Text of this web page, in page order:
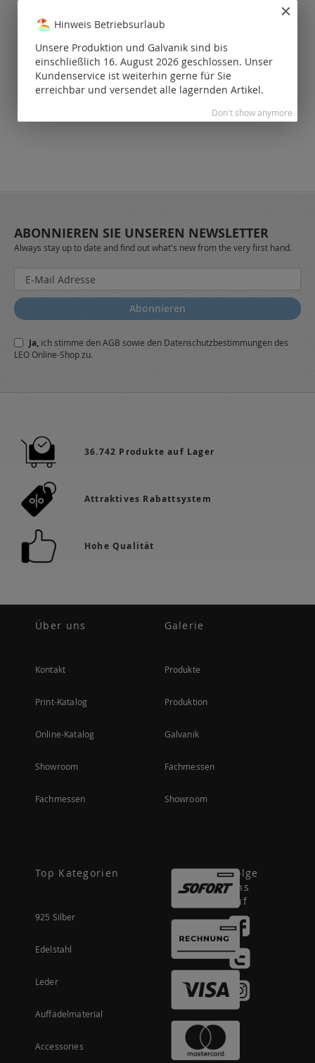
Preise nur für
Kunden
sichtbar.
ABONNIEREN SIE UNSEREN NEWSLETTER
Always stay up to date and find out what's new from the very first hand.
Melden
Sie
sich
für
Newsletter
a:
Abonnieren
Ja, ich stimme denAGB sowie den Datenschutzbestimmungendes
LEO Online-Shop zu.
36.742 Produkte auf Lager
Attraktives Rabattsystem
Hohe Qualität
Über uns
Kontakt
Print-Katalog
Online-Katalog
Showroom
Fachmessen
Galerie
Produkte
Produktion
Galvanik
Fachmessen
Showroom
Top Kategorien
925 Silber
Edelstahl
Leder
Auffädelmaterial
Accessories
Folge
uns
auf
Hinweis Betriebsurlaub
Unsere Produktion und Galvanik sind bis
einschließlich 16. August 2026 geschlossen. Unser
Kundenservice ist weiterhin gerne für Sie
erreichbar und versendet alle lagernden Artikel.
Don't show anymore